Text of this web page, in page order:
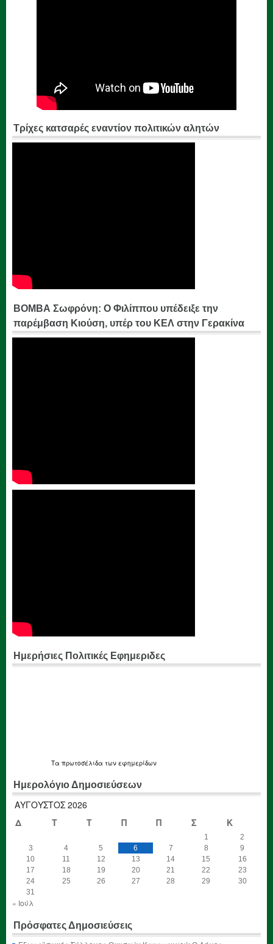
Τρίχες κατσαρές εναντίον πολιτικών αλητών
ΒΟΜΒΑ Σωφρόνη: Ο Φιλίππου υπέδειξε την
παρέμβαση Κιούση, υπέρ του ΚΕΛ στην Γερακίνα
Ημερήσιες Πολιτικές Εφημεριδες
Τα πρωτοσέλιδα των εφημερίδων
Ημερολόγιο Δημοσιεύσεων
ΑΎΓΟΥΣΤΟΣ 2026
Δ
Τ Τ Π Π Σ Κ
1
2
3
4 5 6 7 8
9
10
11 12 13 14 15
16
17
18 19 20 21 22
23
24
25 26 27 28 29
30
31
« Ιούλ
Πρόσφατες Δημοσιεύσεις